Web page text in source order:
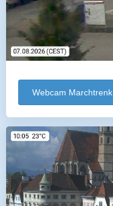
Webcam Marchtrenk